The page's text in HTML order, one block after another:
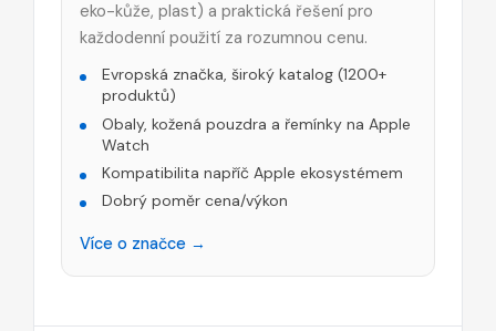
eko-kůže, plast) a praktická řešení pro
každodenní použití za rozumnou cenu.
Evropská značka, široký katalog (1200+
produktů)
Obaly, kožená pouzdra a řemínky na Apple
Watch
Kompatibilita napříč Apple ekosystémem
Dobrý poměr cena/výkon
Více o značce →